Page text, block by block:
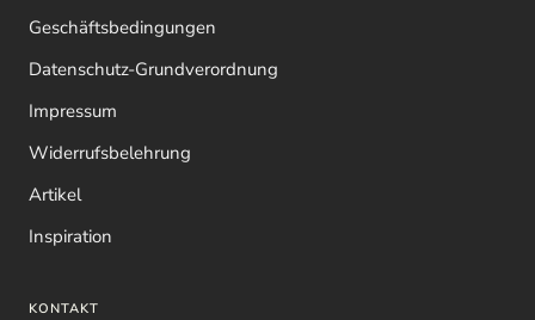
Geschäftsbedingungen
Datenschutz-Grundverordnung
Impressum
Widerrufsbelehrung
Artikel
Inspiration
KONTAKT